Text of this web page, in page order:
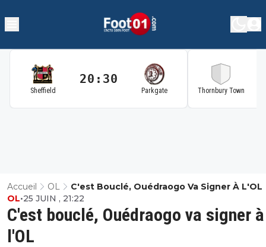
Sheffield
20:30
Parkgate Thornbury Town
Accueil OL C'est Bouclé, Ouédraogo Va Signer À L'OL
C'est bouclé, Ouédraogo va signer à
l'OL
OL•25 JUIN , 21:22